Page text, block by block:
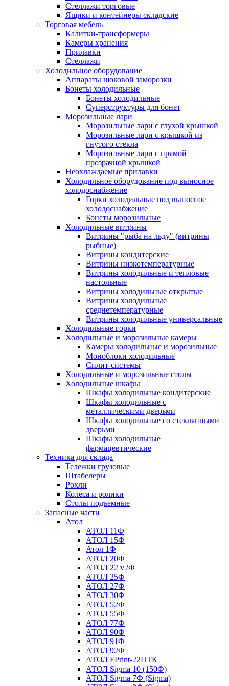
Стеллажи торговые
Ящики и контейнеры складские
Торговая мебель
Калитки-трансформеры
Камеры хранения
Прилавки
Стеллажи
Холодильное оборудование
Аппараты шоковой заморозки
Бонеты холодильные
Бонеты холодильные
Суперструктуры для бонет
Морозильные лари
Морозильные лари с глухой крышкой
Морозильные лари с крышкой из
гнутого стекла
Морозильные лари с прямой
прозрачной крышкой
Неохлаждаемые прилавки
Холодильное оборудование под выносное
холодоснабжение
Горки холодильные под выносное
холодоснабжение
Бонеты морозильные
Холодильные витрины
Витрины "рыба на льду" (витрины
рыбные)
Витрины кондитерские
Витрины низкотемпературные
Витрины холодильные и тепловые
настольные
Витрины холодильные открытые
Витрины холодильные
среднетемпературные
Витрины холодильные универсальные
Холодильные горки
Холодильные и морозильные камеры
Камеры холодильные и морозильные
Моноблоки холодильные
Сплит-системы
Холодильные и морозильные столы
Холодильные шкафы
Шкафы холодильные кондитерские
Шкафы холодильные с
металлическими дверьми
Шкафы холодильные со стеклянными
дверьми
Шкафы холодильные
фармацевтические
Техника для склада
Тележки грузовые
Штабелеры
Рохли
Колеса и ролики
Столы подъемные
Запасные части
Атол
АТОЛ 11Ф
АТОЛ 15Ф
Атол 1Ф
АТОЛ 20Ф
АТОЛ 22 v2Ф
АТОЛ 25Ф
АТОЛ 27Ф
АТОЛ 30Ф
АТОЛ 52Ф
АТОЛ 55Ф
АТОЛ 77Ф
АТОЛ 90Ф
АТОЛ 91Ф
АТОЛ 92Ф
АТОЛ FPrint-22ПТК
АТОЛ Sigma 10 (150Ф)
АТОЛ Sigma 7Ф (Sigma)